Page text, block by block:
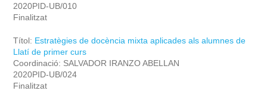
2020PID-UB/010
Finalitzat
Títol: Estratègies de docència mixta aplicades als alumnes de
Llatí de primer curs
Coordinació: SALVADOR IRANZO ABELLAN
2020PID-UB/024
Finalitzat